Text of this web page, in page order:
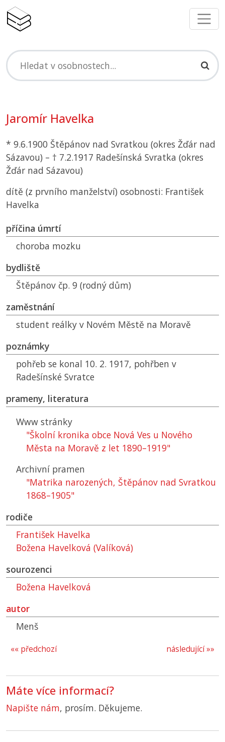
Jaromír Havelka
* 9.6.1900 Štěpánov nad Svratkou (okres Žďár nad
Sázavou) – † 7.2.1917 Radešínská Svratka (okres
Žďár nad Sázavou)
dítě (z prvního manželství) osobnosti: František
Havelka
příčina úmrtí
choroba mozku
bydliště
Štěpánov čp. 9 (rodný dům)
zaměstnání
student reálky v Novém Městě na Moravě
poznámky
pohřeb se konal 10. 2. 1917, pohřben v
Radešínské Svratce
prameny, literatura
Www stránky
"Školní kronika obce Nová Ves u Nového
Města na Moravě z let 1890–1919"
Archivní pramen
"Matrika narozených, Štěpánov nad Svratkou
1868–1905"
rodiče
František Havelka
Božena Havelková (Valíková)
sourozenci
Božena Havelková
autor
Menš
následující »»
«« předchozí
Máte více informací?
Napište nám, prosím. Děkujeme.